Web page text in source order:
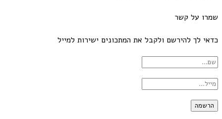
שמרו על קשר
כדאי לך להירשם ולקבל את המתכונים ישירות למייל